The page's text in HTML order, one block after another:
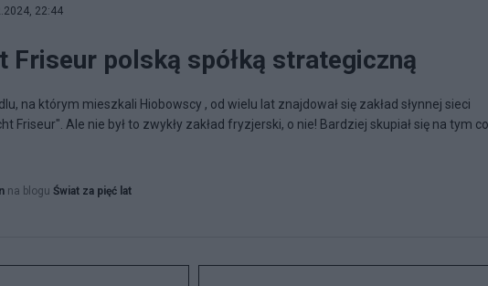
22:44
Friseur polską spółką strategiczną
na którym mieszkali Hiobowscy , od wielu lat znajdował się zakład słynnej sieci
Friseur". Ale nie był to zwykły zakład fryzjerski, o nie! Bardziej skupiał się na tym
na blogu Świat za pięć lat